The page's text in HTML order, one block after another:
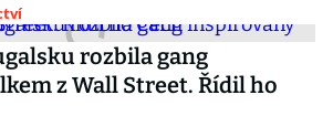
rozbila gang
z Wall Street. Řídil ho